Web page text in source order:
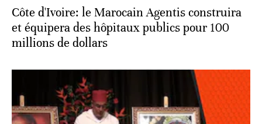
Côte d'Ivoire: le Marocain Agentis construira
et équipera des hôpitaux publics pour 100
millions de dollars